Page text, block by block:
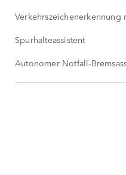
Spurhalteassistent
Autonomer Notfall-